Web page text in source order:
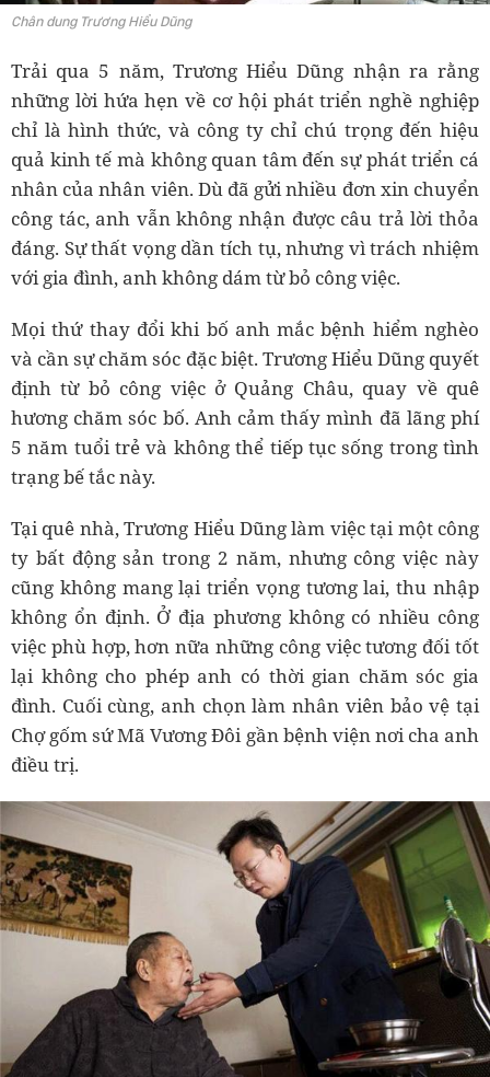
Chân dung Trương Hiểu Dũng
Trải qua 5 năm, Trương Hiểu Dũng nhận ra rằng
những lời hứa hẹn về cơ hội phát triển nghề nghiệp
chỉ là hình thức, và công ty chỉ chú trọng đến hiệu
quả kinh tế mà không quan tâm đến sự phát triển cá
nhân của nhân viên. Dù đã gửi nhiều đơn xin chuyển
công tác, anh vẫn không nhận được câu trả lời thỏa
đáng. Sự thất vọng dần tích tụ, nhưng vì trách nhiệm
với gia đình, anh không dám từ bỏ công việc.
Mọi thứ thay đổi khi bố anh mắc bệnh hiểm nghèo
và cần sự chăm sóc đặc biệt. Trương Hiểu Dũng quyết
định từ bỏ công việc ở Quảng Châu, quay về quê
hương chăm sóc bố. Anh cảm thấy mình đã lãng phí
5 năm tuổi trẻ và không thể tiếp tục sống trong tình
trạng bế tắc này.
Tại quê nhà, Trương Hiểu Dũng làm việc tại một công
ty bất động sản trong 2 năm, nhưng công việc này
cũng không mang lại triển vọng tương lai, thu nhập
không ổn định. Ở địa phương không có nhiều công
việc phù hợp, hơn nữa những công việc tương đối tốt
lại không cho phép anh có thời gian chăm sóc gia
đình. Cuối cùng, anh chọn làm nhân viên bảo vệ tại
Chợ gốm sứ Mã Vương Đôi gần bệnh viện nơi cha anh
điều trị.